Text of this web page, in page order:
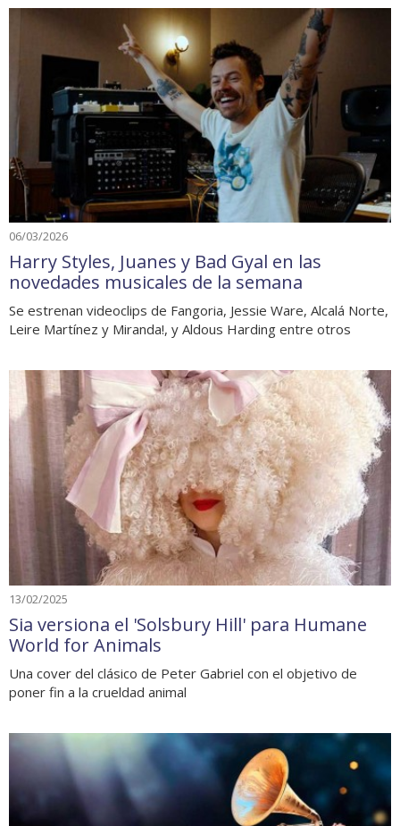
06/03/2026
Harry Styles, Juanes y Bad Gyal en las
novedades musicales de la semana
Se estrenan videoclips de Fangoria, Jessie Ware, Alcalá Norte,
Leire Martínez y Miranda!, y Aldous Harding entre otros
13/02/2025
Sia versiona el 'Solsbury Hill' para Humane
World for Animals
Una cover del clásico de Peter Gabriel con el objetivo de
poner fin a la crueldad animal